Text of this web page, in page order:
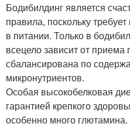
Бодибилдинг является
правила, поскольку
в питании. Только в
всецело зависит от приема
сбалансирована по
микронутриентов.
Особая высокобелковая
гарантией крепкого
особенно много